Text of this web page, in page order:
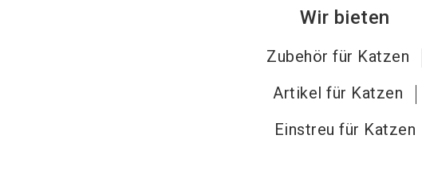
Wir bieten
Zubehör für Katzen
Artikel für Katzen
Einstreu für Katzen